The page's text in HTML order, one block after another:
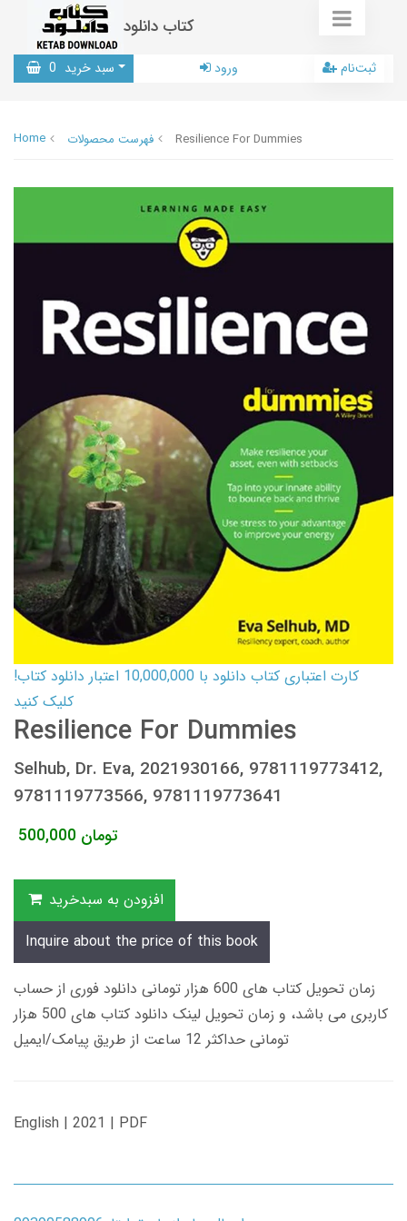
کتاب دانلود
سبد خرید 0 ورود ثبت‌نام
Home فهرست محصولات Resilience For Dummies
کارت اعتباری کتاب دانلود با 10,000,000 اعتبار دانلود کتاب!
کلیک کنید
Resilience For Dummies
Selhub, Dr. Eva, 2021930166, 9781119773412,
9781119773566, 9781119773641
500,000 تومان
افزودن به سبدخرید
Inquire about the price of this book
زمان تحویل کتاب های 600 هزار تومانی دانلود فوری از حساب
کاربری می باشد، و زمان تحویل لینک دانلود کتاب های 500 هزار
تومانی حداکثر 12 ساعت از طریق پیامک/ایمیل
English | 2021 | PDF